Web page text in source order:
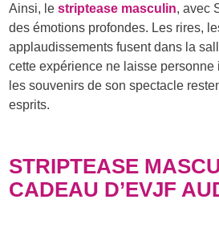
Ainsi, lestriptease masculin, avec
des émotions profondes. Les rires,
applaudissements fusent dans la
cette expérience ne laisse personne
les souvenirs de son spectacle
esprits.
STRIPTEASE
CADEAU D’EVJF